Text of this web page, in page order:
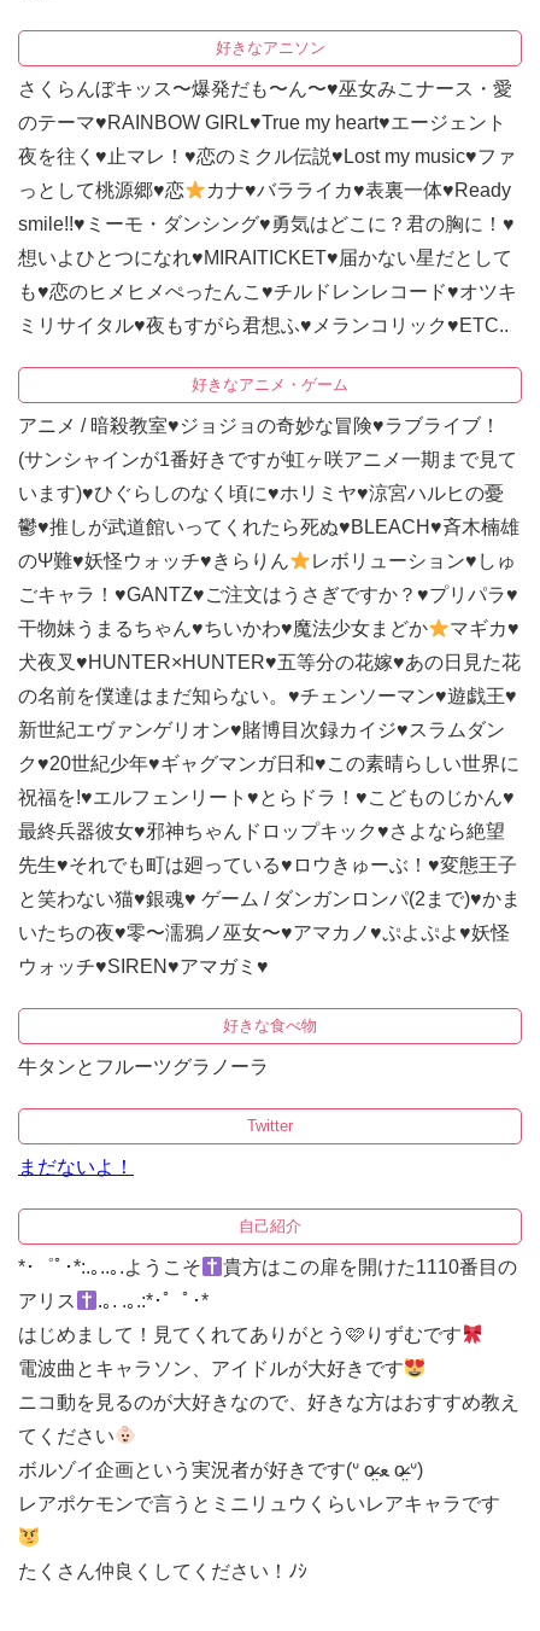
好きなアニソン
さくらんぼキッス〜爆発だも〜ん〜♥巫女みこナース・愛
のテーマ♥RAINBOW GIRL♥True my heart♥エージェント
夜を往く ♥ 止マレ！ ♥恋のミクル伝説♥ Lost my music♥ファ
っとして桃源郷♥恋 カナ♥バラライカ♥表裏一体♥Ready
smile!!♥ ミーモ・ダンシング♥勇気はどこに？君の胸に！ ♥
想いよひとつになれ♥MIRAITICKET♥届かない星だとして
も♥恋のヒメヒメぺったんこ ♥チルドレンレコード♥オツキ
ミリサイタル♥夜もすがら君想ふ♥ メランコリック♥ETC..
好きなアニメ・ゲーム
アニメ / 暗殺教室♥ジョジョの奇妙な冒険♥ラブライブ！
(サンシャインが1番好きですが虹ヶ咲アニメ一期まで見て
います)♥ひぐらしのなく頃に♥ホリミヤ♥涼宮ハルヒの憂
鬱♥推しが武道館いってくれたら死ぬ♥BLEACH♥斉木楠雄
のΨ難♥妖怪ウォッチ♥きらりん レボリューション♥ しゅ
ごキャラ！ ♥GANTZ♥ご注文はうさぎですか？ ♥プリパラ♥
干物妹うまるちゃん♥ちいかわ♥魔法少女まどか マギカ♥
犬夜叉 ♥HUNTER×HUNTER♥五等分の花嫁♥あの日見た花
の名前を僕達はまだ知らない。 ♥チェンソーマン♥遊戯王♥
新世紀エヴァンゲリオン♥賭博目次録カイジ♥スラムダン
ク♥20世紀少年♥ギャグマンガ日和♥この素晴らしい世界に
祝福を!♥エルフェンリート ♥とらドラ！ ♥こどものじかん♥
最終兵器彼女♥邪神ちゃんドロップキック♥さよなら絶望
先生♥それでも町は廻っている♥ ロウきゅーぶ！ ♥変態王子
と笑わない猫♥銀魂♥ ゲーム / ダンガンロンパ(2まで)♥かま
いたちの夜♥零〜濡鴉ノ巫女〜♥アマカノ♥ぷよぷよ♥妖怪
ウォッチ♥SIREN♥アマガミ ♥
好きな食べ物
牛タンとフルーツグラノーラ
Twitter
まだないよ！
自己紹介
*･゜ﾟ･*:.｡..｡.ようこそ
貴方はこの扉を開けた1110番目の
アリス
.｡. .｡.:*･゜ﾟ･*
はじめまして！見てくれてありがとう🩷りずむです
電波曲とキャラソン、アイドルが大好きです
ニコ動を見るのが大好きなので、好きな方はおすすめ教え
てください
ボルゾイ企画という実況者が好きです(ᐡ o̴̶̷̤ ﻌ o̴̶̷̤ ᐡ)
レアポケモンで言うとミニリュウくらいレアキャラです
たくさん仲良くしてください！ﾉｼ